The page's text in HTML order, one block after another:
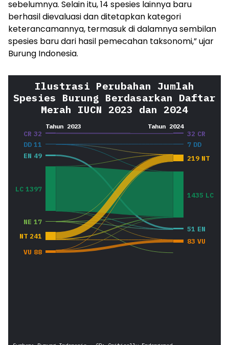
sebelumnya. Selain itu, 14 spesies lainnya baru
berhasil dievaluasi dan ditetapkan kategori
keterancamannya, termasuk di dalamnya sembilan
spesies baru dari hasil pemecahan taksonomi,” ujar
Burung Indonesia.